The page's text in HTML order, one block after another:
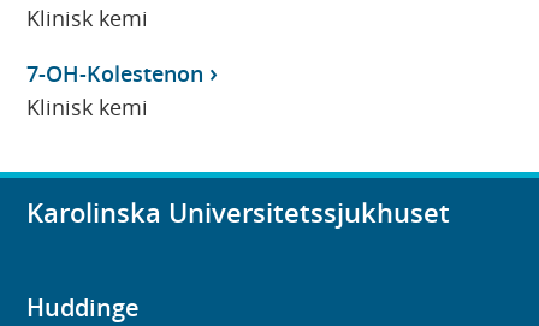
Klinisk kemi
7-OH-Kolestenon
Klinisk kemi
Karolinska Universitetssjukhuset
Huddinge